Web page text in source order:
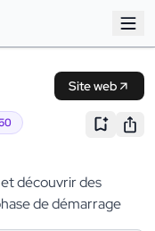
Site web
découvrir des
de démarrage